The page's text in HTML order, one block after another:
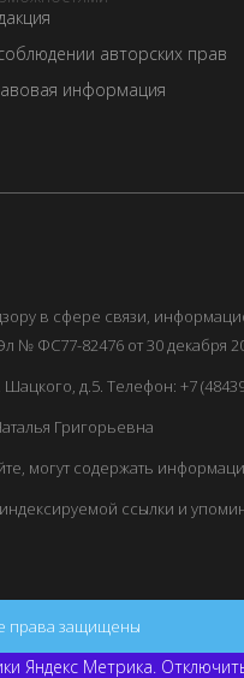
авторских прав
информация
в сфере связи,
ФС77-82476 от 30 декабря
д.5. Телефон: +7
Григорьевна
могут содержать
ссылки и
права защищены
Яндекс Метрика.